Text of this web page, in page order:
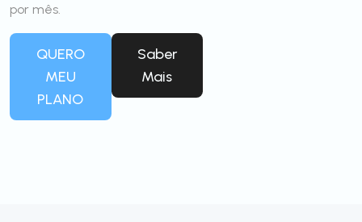
por mês.
QUERO
MEU
PLANO
Saber
Mais